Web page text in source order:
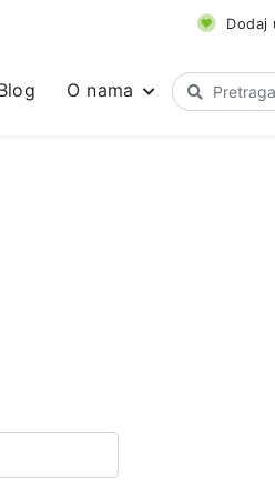
Dodaj
O nama